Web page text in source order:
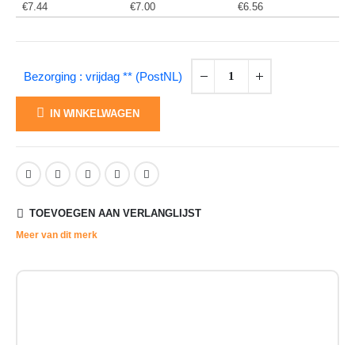
€7.44 €7.00 €6.56
Bezorging : vrijdag ** (PostNL)
IN WINKELWAGEN
TOEVOEGEN AAN VERLANGLIJST
Meer van dit merk